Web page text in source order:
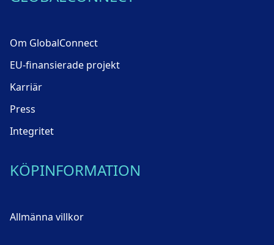
Om GlobalConnect
EU-finansierade projekt
Karriär
Press
Integritet
KÖPINFORMATION
Allmänna villkor